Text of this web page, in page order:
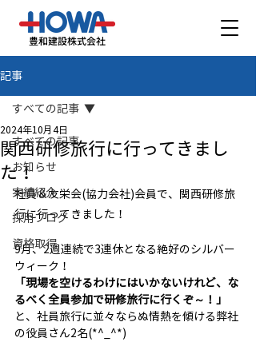
豊和建設株式会社
記事
すべての記事
お知らせ
実績紹介
採用ブログ
資格取得
すべての記事
関西研修旅行に行ってきまし
た！
2024年10月4日
社員＆友栄会(協力会社)会員で、関西研修旅
行に行ってきました！
9月、2週連続で3連休となる絶好のシルバー
ウィーク！
「現場を空けるわけにはいかないけれど、な
るべく全員参加で研修旅行に行くぞ～！」
と、社員旅行に並々ならぬ情熱を傾ける弊社
の役員さん2名(*^_^*)